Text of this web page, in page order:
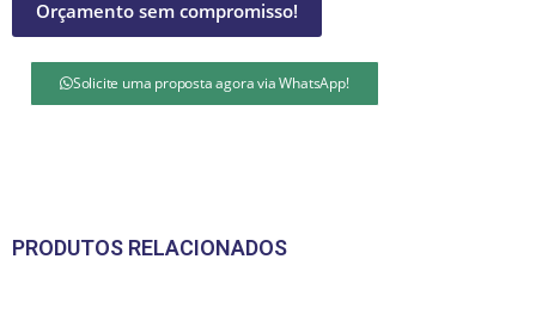
Orçamento sem compromisso!
Solicite uma proposta agora via WhatsApp!
PRODUTOS RELACIONADOS